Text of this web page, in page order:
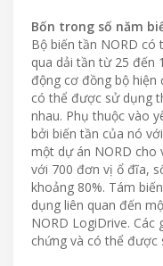
Bốn trong số năm
Bộ biến tần NORD
qua dải tần từ 25 đến
động cơ đồng bộ
có thể được sử dụng
nhau. Phụ thuộc vào
bởi biến tần của nó
một dự án NORD cho
với 700 đơn vị ổ đĩa,
khoảng 80%. Tám
dụng liên quan đến
NORD LogiDrive.
chứng và có thể được